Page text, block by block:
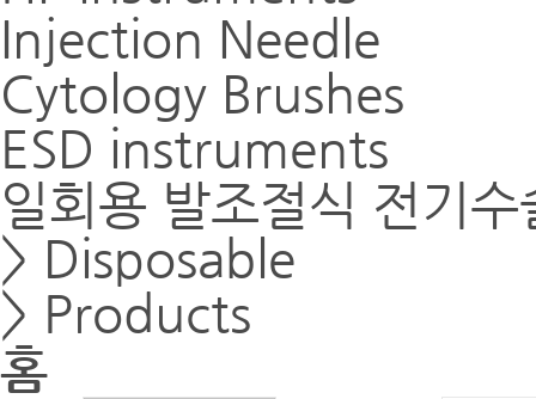
Injection Needle
Cytology Brushes
ESD instruments
일회용 발조절식 전기
> Disposable
> Products
홈